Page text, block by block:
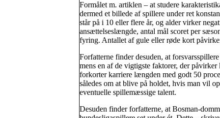
Formålet m. artiklen – at studere
dermed et billede af spillere under ret
står på i 10 eller flere år, og alder virker
ansættelseslængde, antal mål scoret per
fyring. Antallet af gule eller røde kort
Forfatterne finder desuden, at
mens en af de vigtigste faktorer, der
forkorter karriere længden med godt 50
således om at blive på holdet, hvis man vil
eventuelle spillemæssige talent.
Desuden finder forfatterne, at Bosman-